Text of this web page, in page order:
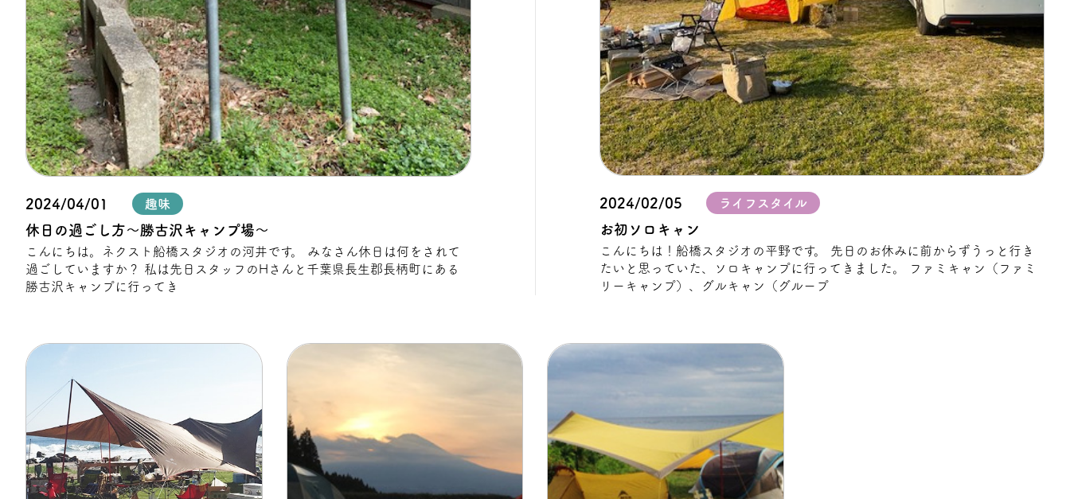
SDGs
プライバシーポリシー
2024/04/01 趣味
休日の過ごし方～勝古沢キャンプ場～
こんにちは。ネクスト船橋スタジオの河井です。 みなさん休日は何をされて
過ごしていますか？ 私は先日スタッフのHさんと千葉県長生郡長柄町にある
勝古沢キャンプに行ってき
2024/02/05 ライフスタイル
お初ソロキャン
こんにちは！船橋スタジオの平野です。 先日のお休みに前からずうっと行き
たいと思っていた、ソロキャンプに行ってきました。 ファミキャン（ファミ
リーキャンプ）、グルキャン（グループ